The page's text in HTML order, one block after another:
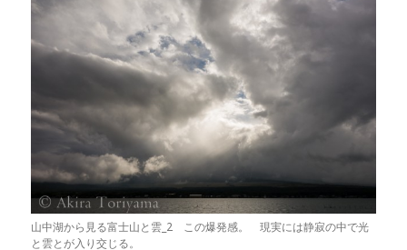
山中湖から見る富士山と雲_2 この爆発感。 現実には静寂の中で光
と雲とが入り交じる。